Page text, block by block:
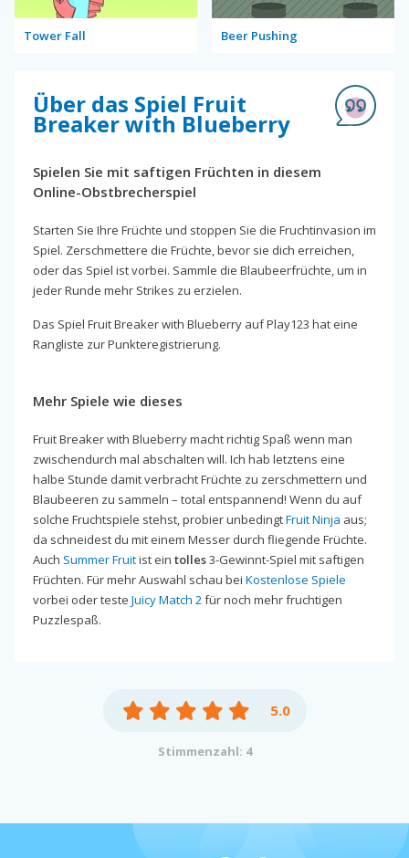
Tower Fall Beer Pushing
Über das Spiel Fruit
Breaker with Blueberry
Spielen Sie mit saftigen Früchten in diesem
Online-Obstbrecherspiel
Starten Sie Ihre Früchte und stoppen Sie die Fruchtinvasion im
Spiel. Zerschmettere die Früchte, bevor sie dich erreichen,
oder das Spiel ist vorbei. Sammle die Blaubeerfrüchte, um in
jeder Runde mehr Strikes zu erzielen.
Das Spiel Fruit Breaker with Blueberry auf Play123 hat eine
Rangliste zur Punkteregistrierung.
Mehr Spiele wie dieses
Fruit Breaker with Blueberry macht richtig Spaß wenn man
zwischendurch mal abschalten will. Ich hab letztens eine
halbe Stunde damit verbracht Früchte zu zerschmettern und
Blaubeeren zu sammeln – total entspannend! Wenn du auf
solche Fruchtspiele stehst, probier unbedingtFruit Ninja aus;
da schneidest du mit einem Messer durch fliegende Früchte.
Auch Summer Fruitist ein tolles3-Gewinnt-Spiel mit saftigen
Früchten. Für mehr Auswahl schau bei Kostenlose Spiele
vorbei oder teste Juicy Match 2für noch mehr fruchtigen
Puzzlespaß.
5.0
Stimmenzahl: 4